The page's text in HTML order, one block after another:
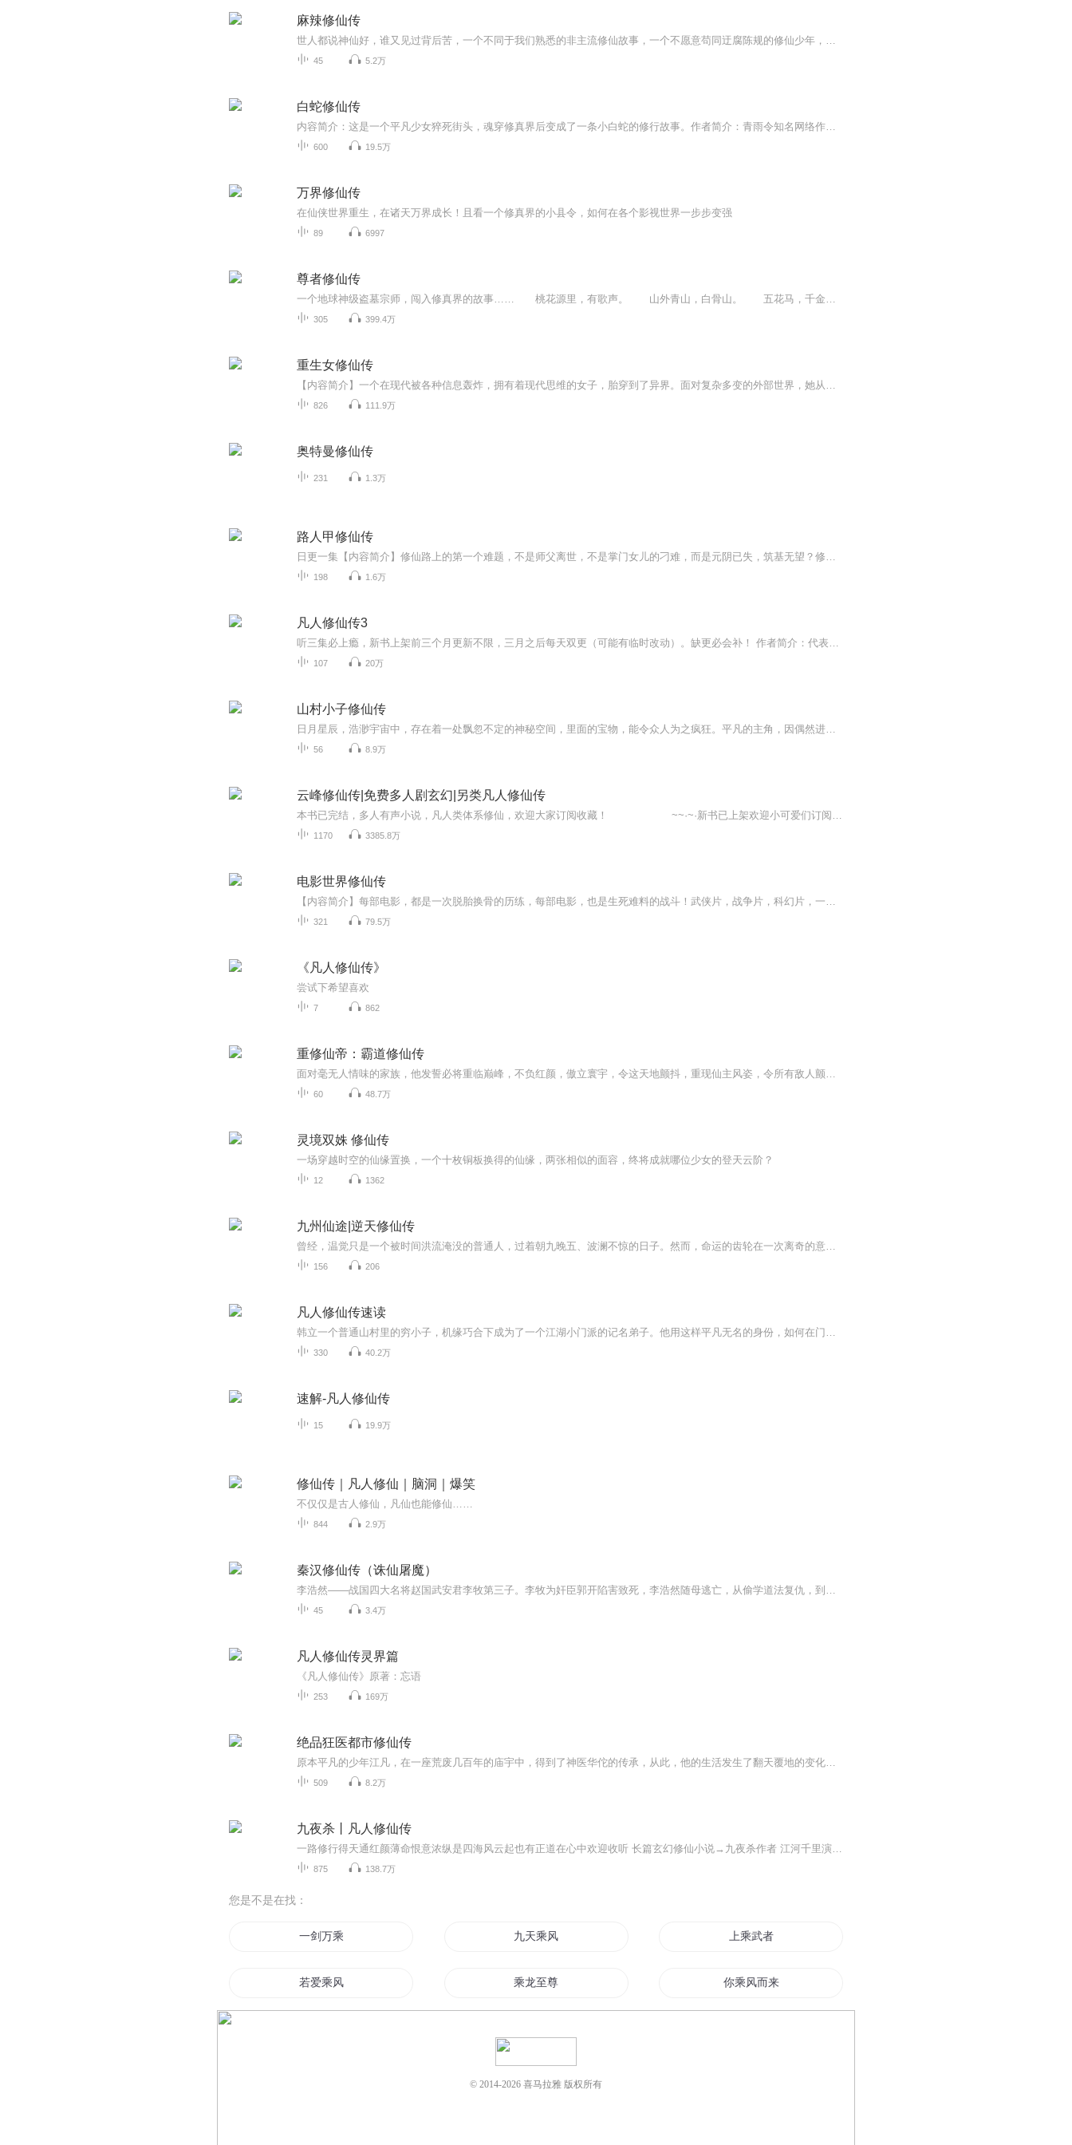
麻辣修仙传
世人都说神仙好，谁又见过背后苦，一个不同于我们熟悉的非主流修仙故事，一个不愿意苟同迂腐陈规的修仙少年，全新的演绎模式，欢迎收听《麻辣修仙传》
45 5.2万
白蛇修仙传
内容简介：这是一个平凡少女猝死街头，魂穿修真界后变成了一条小白蛇的修行故事。作者简介：青雨令知名网络作家主播简介：范范 百魅声独家签约主播购买须知：1、部分集数可免费试听，具体以专辑播放页为准。2、版权归原作者所有，严禁翻录成任何形式，严...
600 19.5万
万界修仙传
在仙侠世界重生，在诸天万界成长！且看一个修真界的小县令，如何在各个影视世界一步步变强
89 6997
尊者修仙传
一个地球神级盗墓宗师，闯入修真界的故事…… 桃花源里，有歌声。 山外青山，白骨山。 五花马，千金裘，倚天剑。...
305 399.4万
重生女修仙传
【内容简介】一个在现代被各种信息轰炸，拥有着现代思维的女子，胎穿到了异界。面对复杂多变的外部世界，她从一开始的小心谨慎，到后来逐渐放开，绽放出耀眼的光华，在这个世界留下一段独属于她自己的华丽篇章。这里没有逆天的宝物，没有如花的美男，只有...
826 111.9万
奥特曼修仙传
231 1.3万
路人甲修仙传
日更一集【内容简介】修仙路上的第一个难题，不是师父离世，不是掌门女儿的刁难，而是元阴已失，筑基无望？修仙路上的第二个难题，不是被人囚禁奴役，而是筋脉尽毁，元寿将尽？师父说，你只要学会疗伤救人和保命就可以了。所以，别人修仙，或遇神杀神、逆...
198 1.6万
凡人修仙传3
听三集必上瘾，新书上架前三个月更新不限，三月之后每天双更（可能有临时改动）。缺更必会补！ 作者简介：代表作 魔皇传奇、我冒充了天选之子… X星辰之星X：代表作 凡人修仙传3、都市极品捉鬼系统… 小说简介：主角叶林天生就一个人，但是有一天突然她可...
107 20万
山村小子修仙传
日月星辰，浩渺宇宙中，存在着一处飘忽不定的神秘空间，里面的宝物，能令众人为之疯狂。平凡的主角，因偶然进入其中，命运从此转变，斗恶霸，保家国，名扬天下；为父母，闯玄界，终成霸者；救爱人，进宇宙，化身成圣。且看主角如何叱咤风云主角出身在贫寒的山村中，自幼与爷爷相依为命。至于其父母，在主角出生时，便消失不见。母亲韩映月，其实是一个隐世修真门派玄冰宗宗主的千金，因入世修炼，化身普通女子，与主角父亲，也就是除华夏四大家族外，较大的家族沈家天才沈天浪相爱。沈家自然反对，最终被驱逐家门，居住在山村中，至于主角的爷爷，并非亲生。
56 8.9万
云峰修仙传|免费多人剧玄幻|另类凡人修仙传
本书已完结，多人有声小说，凡人类体系修仙，欢迎大家订阅收藏！ ~~·~·新书已上架欢迎小可爱们订阅加收藏！·~~~~ 》》》》》》》新书火爆更新中！《我是星主》点我去听《《《《《《本专辑免费，无任何商业用途和收益，纯...
1170 3385.8万
电影世界修仙传
【内容简介】每部电影，都是一次脱胎换骨的历练，每部电影，也是生死难料的战斗！武侠片，战争片，科幻片，一个城市小青年，穿越在不同电影世界里，不是演员，是真人投入，没有再来一次的机会！穿越电影，体验非同一般的人生，一步步走出自己的传奇世界！...
321 79.5万
《凡人修仙传》
尝试下希望喜欢
7 862
重修仙帝：霸道修仙传
面对毫无人情味的家族，他发誓必将重临巅峰，不负红颜，傲立寰宇，令这天地颤抖，重现仙主风姿，令所有敌人颤栗。 【收听须知】
60 48.7万
灵境双姝 修仙传
一场穿越时空的仙缘置换，一个十枚铜板换得的仙缘，两张相似的面容，终将成就哪位少女的登天云阶？
12 1362
九州仙途|逆天修仙传
曾经，温觉只是一个被时间洪流淹没的普通人，过着朝九晚五、波澜不惊的日子。然而，命运的齿轮在一次离奇的意外中骤然转动，一股沉睡在他血脉深处的古老力量被瞬间激活。这股力量如同破开混沌的钥匙，开启了他通往强者之路的大门。
156 206
凡人修仙传速读
韩立一个普通山村里的穷小子，机缘巧合下成为了一个江湖小门派的记名弟子。他用这样平凡无名的身份，如何在门派中立足，又如何以平庸的资质进入到修仙的阵容中，进而笑傲立足于三界之中，又如何和其他巨枭魔头、仙宗仙师并列于山海内外。修仙界尔虞我诈、...
330 40.2万
速解-凡人修仙传
15 19.9万
修仙传｜凡人修仙｜脑洞｜爆笑
不仅仅是古人修仙，凡仙也能修仙……
844 2.9万
秦汉修仙传（诛仙屠魔）
李浩然——战国四大名将赵国武安君李牧第三子。李牧为奸臣郭开陷害致死，李浩然随母逃亡，从偷学道法复仇，到洞天福地大会夺魁、大破三妖门、血战九魔山，再到寻六脉、定九鼎、毁天坛....小说集中了惊悚，武打，修仙等场面，紧凑连贯，扣人心弦且不失幽默诙谐，文字精炼，无水分。作者：沧海澜峰 广东省作家协会会员，武侠迷，自幼沉浸金庸，梁羽生，古龙，黄易作品，深受影响。演播：秦笙 资深播音员主持人，曾获“全国百优广播节目主持人”称号，作品获得金鸡百花奖提名，全国广播小说一等奖若干。更新方式：...
45 3.4万
凡人修仙传灵界篇
《凡人修仙传》原著：忘语
253 169万
绝品狂医都市修仙传
原本平凡的少年江凡，在一座荒废几百年的庙宇中，得到了神医华佗的传承，从此，他的生活发生了翻天覆地的变化。风水堪舆，岐黄要术，逆天神丹。江凡以医入道，无论多么棘手的疑难杂症，他都能妙手回春，无论多艰险的杀局，他都能一一破解。然而唯有众多美...
509 8.2万
九夜杀丨凡人修仙传
一路修行得天通红颜薄命恨意浓纵是四海风云起也有正道在心中欢迎收听 长篇玄幻修仙小说→九夜杀作者 江河千里演播 董小风监制 彼岸之桥
875 138.7万
您是不是在找：
一剑万乘 九天乘风 上乘武者
若爱乘风 乘龙至尊 你乘风而来
© 2014-2026 喜马拉雅 版权所有